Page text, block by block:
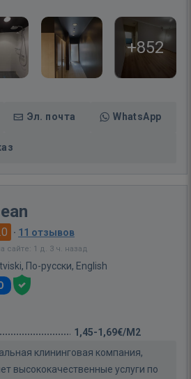
+852
Эл. почта WhatsApp
· 11 отзывов
сайте: 1 д. 3 ч. назад
По-русски, English
1,45-1,69€/M2
клининговая компания,
высококачественные услуги по